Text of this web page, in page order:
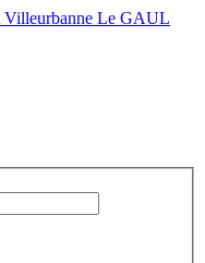
Le GAUL